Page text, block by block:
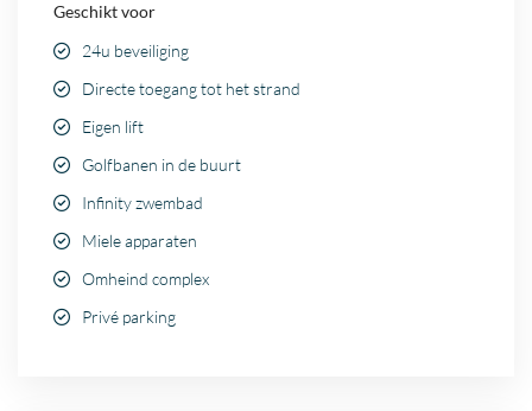
Geschikt voor
24u beveiliging
Directe toegang tot het strand
Eigen lift
Golfbanen in de buurt
Infinity zwembad
Miele apparaten
Omheind complex
Privé parking